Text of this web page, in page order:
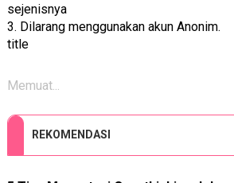
sejenisnya
3. Dilarang menggunakan akun Anonim.
title
Memuat...
REKOMENDASI